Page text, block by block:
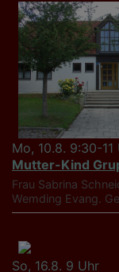
Mo, 10.8. 9:30-11
Mutter-Kind
Frau Sabrina
Wemding Evang.
So, 16.8. 9 Uhr